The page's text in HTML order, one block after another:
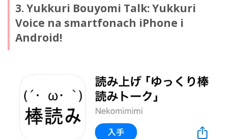
3. Yukkuri Bouyomi Talk: Yukkuri
Voice na smartfonach iPhone i
Android!